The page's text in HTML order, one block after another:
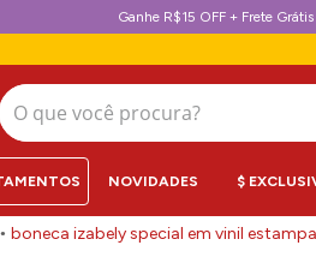
Ganhe R$15 OFF + Frete
O que você procura?
NOVIDADES $
boneca izabely special em vinil